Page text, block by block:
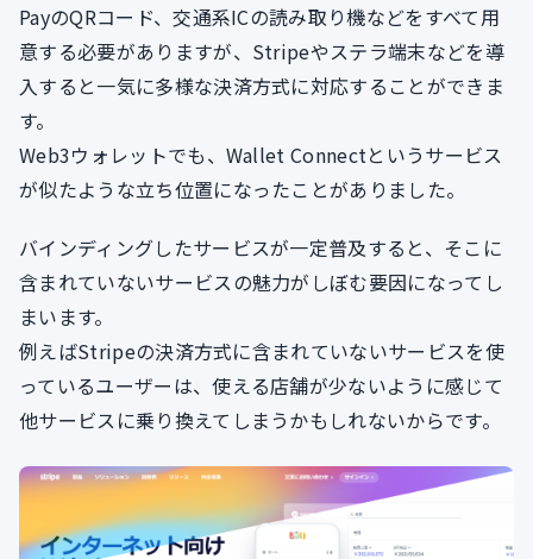
PayのQRコード、交通系ICの読み取り機などをすべて用
意する必要がありますが、Stripeやステラ端末などを導
入すると一気に多様な決済方式に対応することができま
す。
Web3ウォレットでも、Wallet Connectというサービス
が似たような立ち位置になったことがありました。
バインディングしたサービスが一定普及すると、そこに
含まれていないサービスの魅力がしぼむ要因になってし
まいます。
例えばStripeの決済方式に含まれていないサービスを使
っているユーザーは、使える店舗が少ないように感じて
他サービスに乗り換えてしまうかもしれないからです。